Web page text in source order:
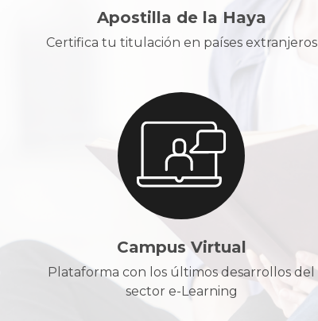
Apostilla de la Haya
Certifica tu titulación en países extranjeros
Campus Virtual
Plataforma con los últimos desarrollos del
sector e-Learning